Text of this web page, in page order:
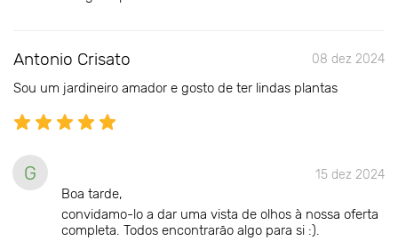
Antonio Crisato 08 dez 2024
Sou um jardineiro amador e gosto de ter lindas plantas
G 15 dez 2024
Boa tarde,
convidamo-lo a dar uma vista de olhos à nossa oferta
completa. Todos encontrarão algo para si :).